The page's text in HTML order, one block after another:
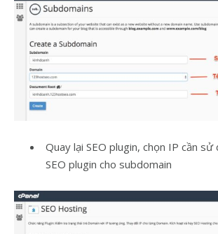
Quay lại SEO plugin, chọn IP cần
SEO plugin cho subdomain